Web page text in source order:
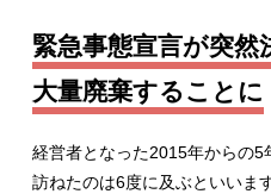
緊急事態宣言が突然
大量廃棄することに
経営者となった2015年からの5
訪ねたのは6度に及ぶといいます